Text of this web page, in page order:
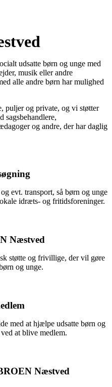
udsatte børn og unge med
musik eller andre
alle andre børn har mulighed
puljer og private, og vi støtter
sagsbehandlere,
og andre, der har daglig
evt. transport, så børn og unge
idræts- og fritidsforeninger.
Næstved
støtte og frivillige, der vil gøre
og unge.
med at hjælpe udsatte børn og
at blive medlem.
Næstved